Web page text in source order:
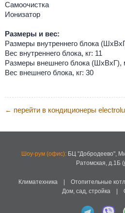
Самоочистка
Ионизатор
Размеры и вес:
Размеры внутреннего блока
Вес внутреннего блока, кг: 11
Размеры внешнего блока (ШхВхГ),
Вес внешнего блока, кг: 30
← перейти в кондиционеры
Шоу-рум (офис):БЦ "Добродеево",
Ратомская, д.1Б(
Климатехника| Отопительные
Дом, сад, стройка